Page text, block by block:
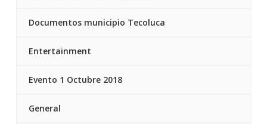
Documentos municipio Tecoluca
Entertainment
Evento 1 Octubre 2018
General